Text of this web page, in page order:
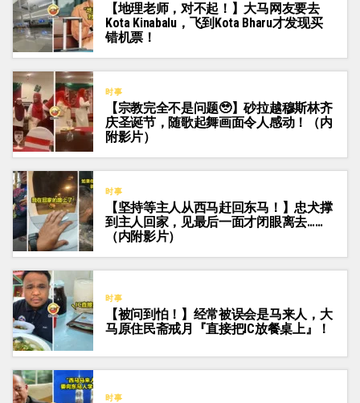
【地理老师，对不起！】大马网友要去
Kota Kinabalu，飞到Kota Bharu才发现买
错机票！
时事
【宗教完全不是问题🥹】砂拉越穆斯林齐
庆圣诞节，随歌起舞画面令人感动！（内
附影片）
时事
【坚持等主人从西马赶回东马！】忠犬撑
到主人回家，见最后一面才闭眼离去……
（内附影片）
时事
【被问到怕！】经常被误会是马来人，大
马原住民斋戒月『直接把IC放餐桌上』！
时事